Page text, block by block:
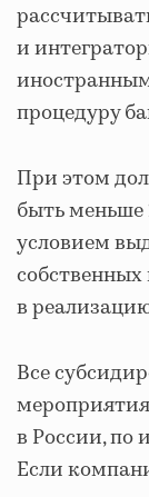
и
процедуру
При этом
быть меньше
условием
в
Все
в России, по
Если